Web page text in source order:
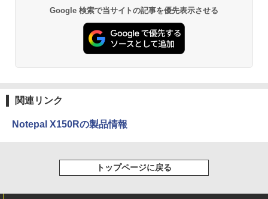
Google 検索で当サイトの記事を優先表示させる
関連リンク
Notepal X150Rの製品情報
トップページに戻る